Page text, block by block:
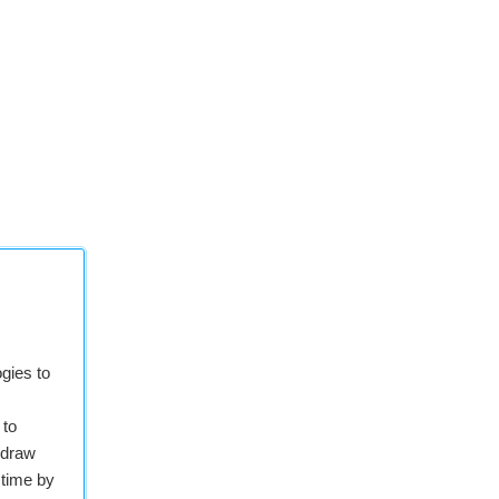
to
to
by
met f/2.4
met f/2.5
67W snelladen, 50W draadloos laden, 10W
12, MIUI 13